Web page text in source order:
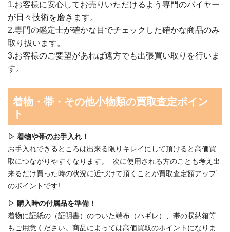
1.お客様に安心してお売りいただけるよう専門のバイヤー
が日々技術を磨きます。
2.専門の鑑定士が確かな目でチェックした確かな商品のみ
取り扱います。
3.お客様のご要望があれば遠方でも出張買い取りを行いま
す。
着物・帯・その他小物類の買取査定ポイン
ト
▷ 着物や帯のお手入れ！
お手入れできるところは出来る限りキレイにして頂けると高価買
取につながりやすくなります。 次に使用される方のことも考え出
来るだけ買った時の状況に近づけて頂くことが買取査定額アップ
のポイントです!
▷ 購入時の付属品を準備！
着物に証紙の（証明書）のついた端布（ハギレ）、帯の収納箱等
もご用意ください。商品によっては高価買取のポイントになりま